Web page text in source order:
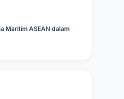
Maritim ASEAN dalam